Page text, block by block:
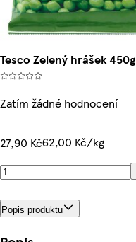
Tesco Zelený hrášek 450g
Zatím žádné hodnocení
27,90 Kč62,00 Kč/kg
Popis produktu